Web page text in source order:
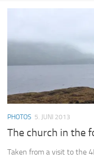
PHOTOS 5. JUNI 2013
The church in the
Taken from a visit to the